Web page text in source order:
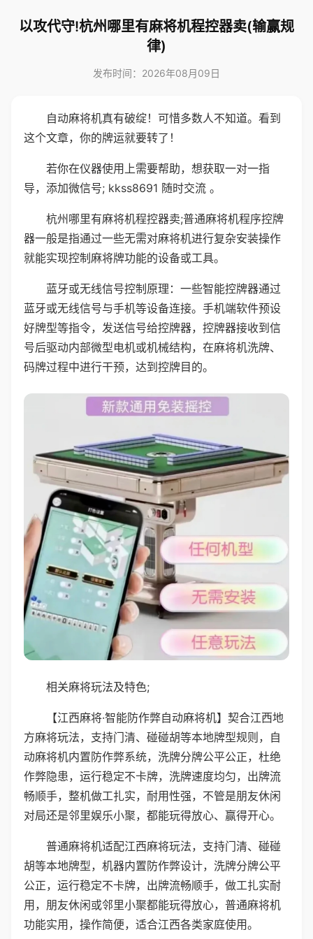
以攻代守!杭州哪里有麻将机程控器卖(输赢规
律)
发布时间：2026年08月09日
自动麻将机真有破绽！可惜多数人不知道。看到
这个文章，你的牌运就要转了！
若你在仪器使用上需要帮助，想获取一对一指
导，添加微信号; kkss8691 随时交流 。
杭州哪里有麻将机程控器卖;普通麻将机程序控牌
器一般是指通过一些无需对麻将机进行复杂安装操作
就能实现控制麻将牌功能的设备或工具。
蓝牙或无线信号控制原理：一些智能控牌器通过
蓝牙或无线信号与手机等设备连接。手机端软件预设
好牌型等指令，发送信号给控牌器，控牌器接收到信
号后驱动内部微型电机或机械结构，在麻将机洗牌、
码牌过程中进行干预，达到控牌目的。
相关麻将玩法及特色;
【江西麻将·智能防作弊自动麻将机】契合江西地
方麻将玩法，支持门清、碰碰胡等本地牌型规则，自
动麻将机内置防作弊系统，洗牌分牌公平公正，杜绝
作弊隐患，运行稳定不卡牌，洗牌速度均匀，出牌流
畅顺手，整机做工扎实，耐用性强，不管是朋友休闲
对局还是邻里娱乐小聚，都能玩得放心、赢得开心。
普通麻将机适配江西麻将玩法，支持门清、碰碰
胡等本地牌型，机器内置防作弊设计，洗牌分牌公平
公正，运行稳定不卡牌，出牌流畅顺手，做工扎实耐
用，朋友休闲或邻里小聚都能玩得放心，普通麻将机
功能实用，操作简便，适合江西各类家庭使用。